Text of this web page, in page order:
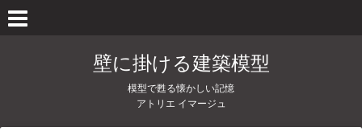
壁に掛ける建築模型
模型で甦る懐かしい記憶
アトリエ イマージュ